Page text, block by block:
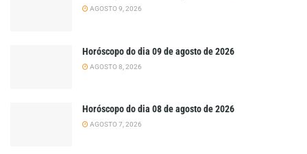
AGOSTO 9, 2026
Horóscopo do dia 09 de agosto de 2026
AGOSTO 8, 2026
Horóscopo do dia 08 de agosto de 2026
AGOSTO 7, 2026